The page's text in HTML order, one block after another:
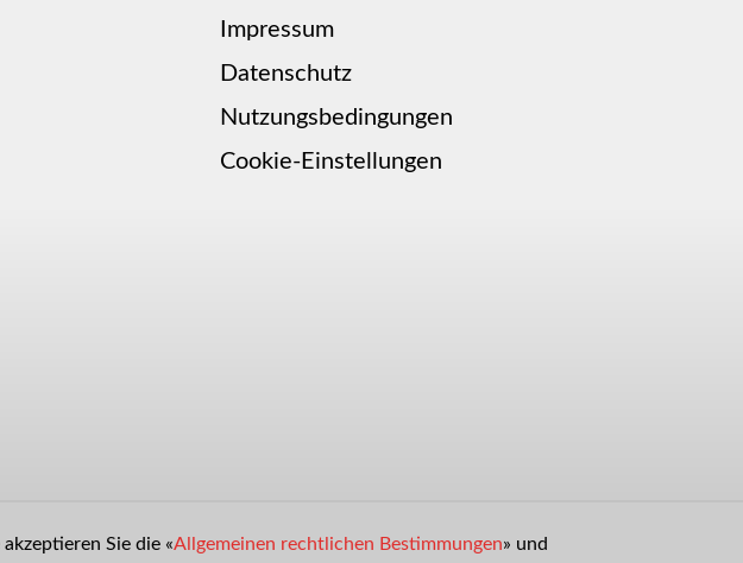
Impressum
Datenschutz
Nutzungsbedingungen
Cookie-Einstellungen
Sie die «Allgemeinen rechtlichen Bestimmungen» und